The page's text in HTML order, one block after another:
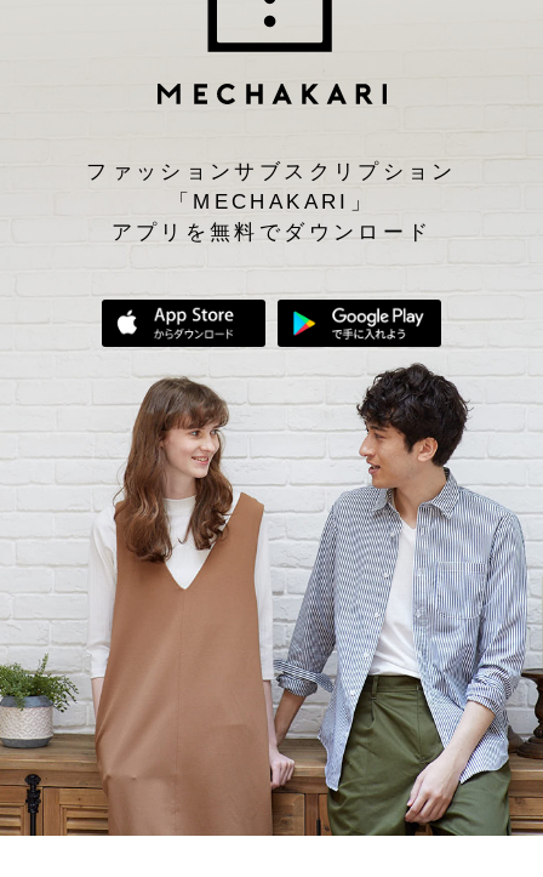
ファッションサブスクリプション
「MECHAKARI」
アプリを無料でダウンロード
App Storeからダウンロード